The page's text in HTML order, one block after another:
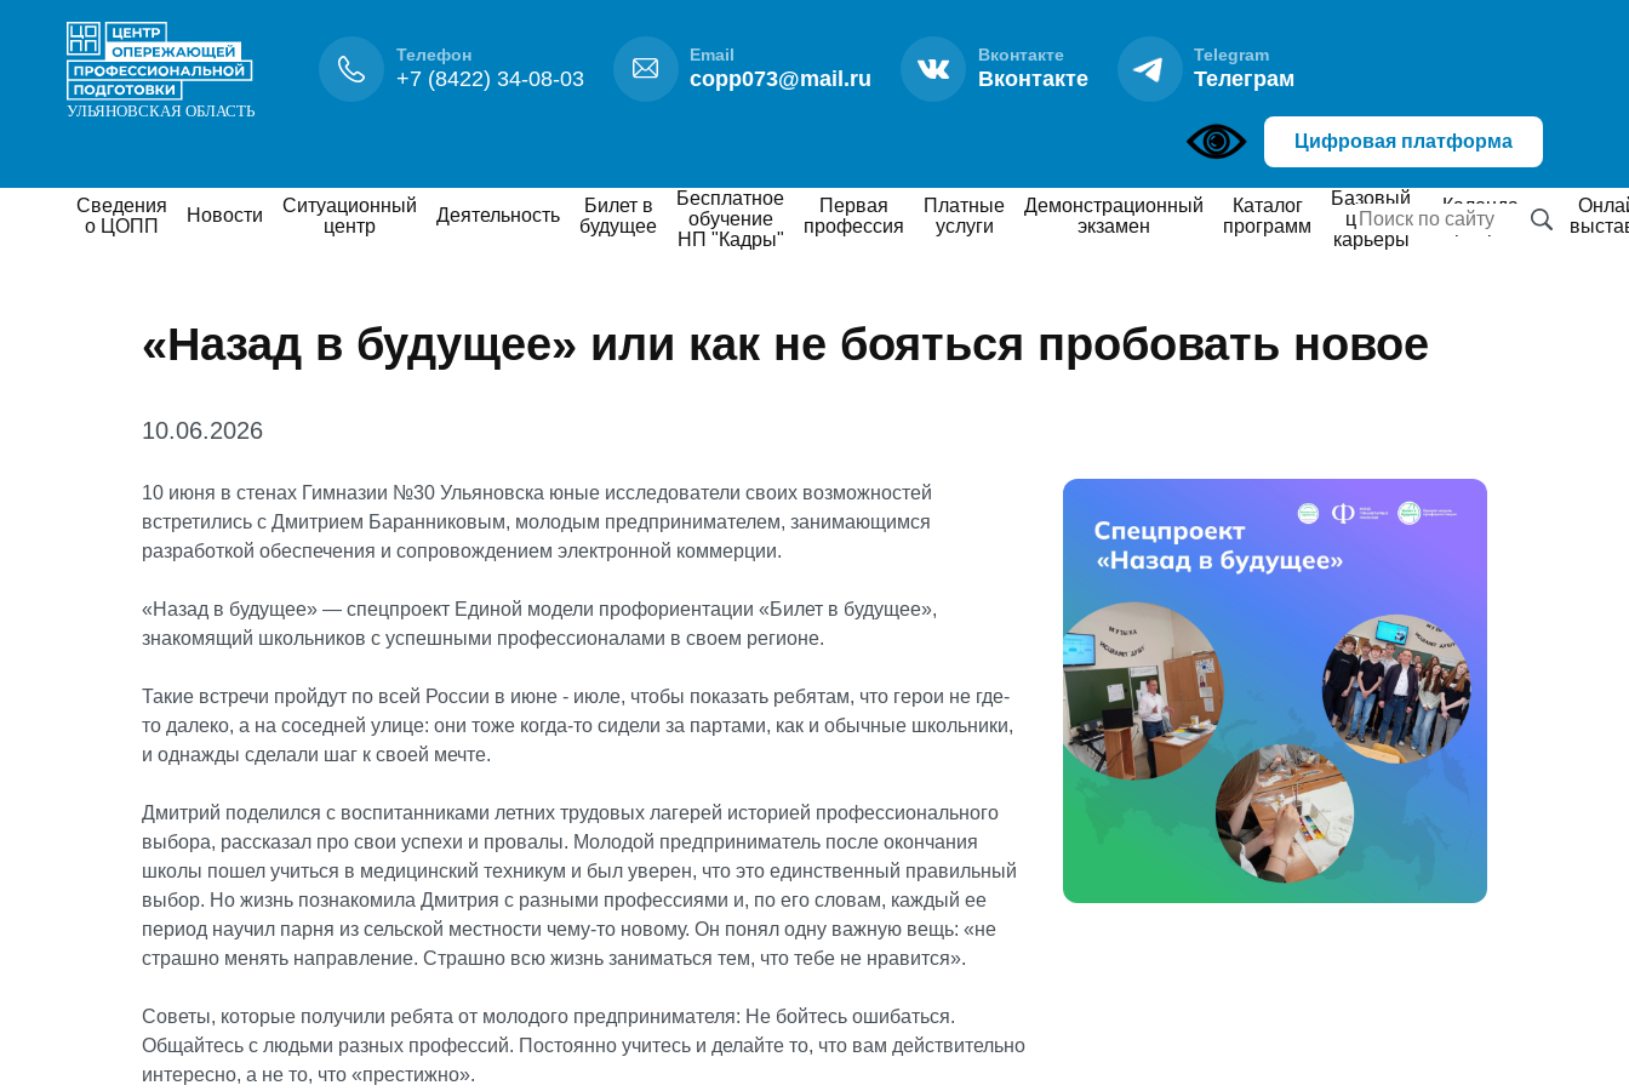
Телефон
+7 (8422) 34-08-03
Email
copp073@mail.ru
Вконтакте
Вконтакте
Telegram
Телеграм
Цифровая платформа
Сведения
о ЦОПП
Новости
Ситуационный
центр
Деятельность
Билет в
будущее
Бесплатное
обучение
НП "Кадры"
Первая
профессия
Платные
услуги
Демонстрационный
экзамен
Каталог
программ
Базовый
центр
карьеры
Календарь
мероприятий
Онлайн
«Назад в будущее» или как не бояться пробовать новое
10.06.2026
10 июня в стенах Гимназии №30 Ульяновска юные исследователи своих возможностей
встретились с Дмитрием Баранниковым, молодым предпринимателем, занимающимся
разработкой обеспечения и сопровождением электронной коммерции.
«Назад в будущее» — спецпроект Единой модели профориентации «Билет в будущее»,
знакомящий школьников с успешными профессионалами в своем регионе.
Такие встречи пройдут по всей России в июне - июле, чтобы показать ребятам, что герои не где-
то далеко, а на соседней улице: они тоже когда-то сидели за партами, как и обычные школьники,
и однажды сделали шаг к своей мечте.
Дмитрий поделился с воспитанниками летних трудовых лагерей историей профессионального
выбора, рассказал про свои успехи и провалы. Молодой предприниматель после окончания
школы пошел учиться в медицинский техникум и был уверен, что это единственный правильный
выбор. Но жизнь познакомила Дмитрия с разными профессиями и, по его словам, каждый ее
период научил парня из сельской местности чему-то новому. Он понял одну важную вещь: «не
страшно менять направление. Страшно всю жизнь заниматься тем, что тебе не нравится».
Советы, которые получили ребята от молодого предпринимателя: Не бойтесь ошибаться.
Общайтесь с людьми разных профессий. Постоянно учитесь и делайте то, что вам действительно
интересно, а не то, что «престижно».